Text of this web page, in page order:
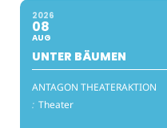
2026
08
AUG
UNTER BÄUMEN
ANTAGON THEATERAKTION
: Theater